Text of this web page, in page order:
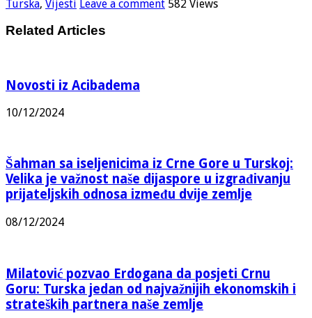
Turska, Vijesti Leave a comment 582 Views
Related Articles
Novosti iz Acibadema
10/12/2024
Šahman sa iseljenicima iz Crne Gore u Turskoj:
Velika je važnost naše dijaspore u izgrađivanju
prijateljskih odnosa između dvije zemlje
08/12/2024
Milatović pozvao Erdogana da posjeti Crnu
Goru: Turska jedan od najvažnijih ekonomskih i
strateških partnera naše zemlje